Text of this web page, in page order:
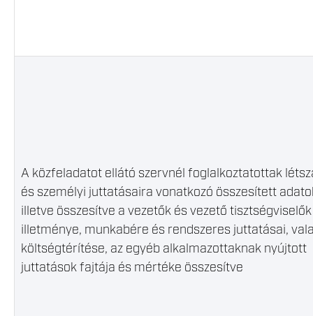
A közfeladatot ellátó szervnél foglalkoztatottak
és személyi juttatásaira vonatkozó összesített
illetve összesítve a vezetők és vezető tisztségviselők
illetménye, munkabére és rendszeres juttatásai,
költségtérítése, az egyéb alkalmazottaknak nyújtott
juttatások fajtája és mértéke összesítve